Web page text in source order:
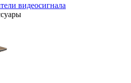
видеосигнала